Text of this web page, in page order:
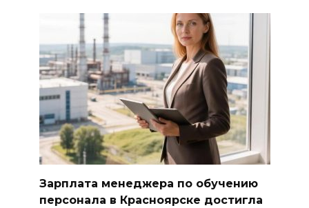
Зарплата менеджера по обучению
персонала в Красноярске достигла